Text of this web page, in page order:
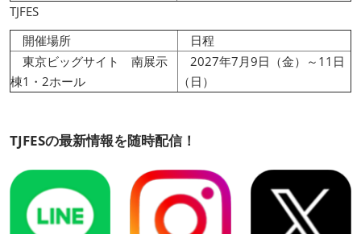
TJFES
開催場所
日程
東京ビッグサイト 南展示
棟1・2ホール
2027年7月9日（金）～11日
（日）
TJFESの最新情報を随時配信！